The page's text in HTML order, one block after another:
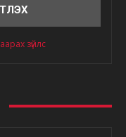
зүйлс